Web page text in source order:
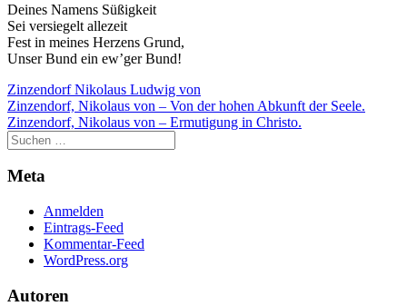
Deines Namens Süßigkeit
Sei versiegelt allezeit
Fest in meines Herzens Grund,
Unser Bund ein ew’ger Bund!
Zinzendorf Nikolaus Ludwig von
Beitragsnavigation
Zinzendorf, Nikolaus von – Von der hohen Abkunft der Seele.
Zinzendorf, Nikolaus von – Ermutigung in Christo.
Meta
Anmelden
Eintrags-Feed
Kommentar-Feed
WordPress.org
Autoren